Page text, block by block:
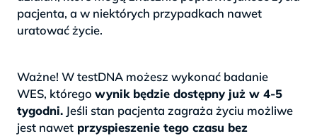
pacjenta, a w niektórych przypadkach nawet
uratować życie.
Ważne! W testDNA możesz wykonać badanie
WES, którego wynik będzie dostępny już w 4-5
tygodni. Jeśli stan pacjenta zagraża życiu możliwe
jest nawet przyspieszenie tego czasu bez